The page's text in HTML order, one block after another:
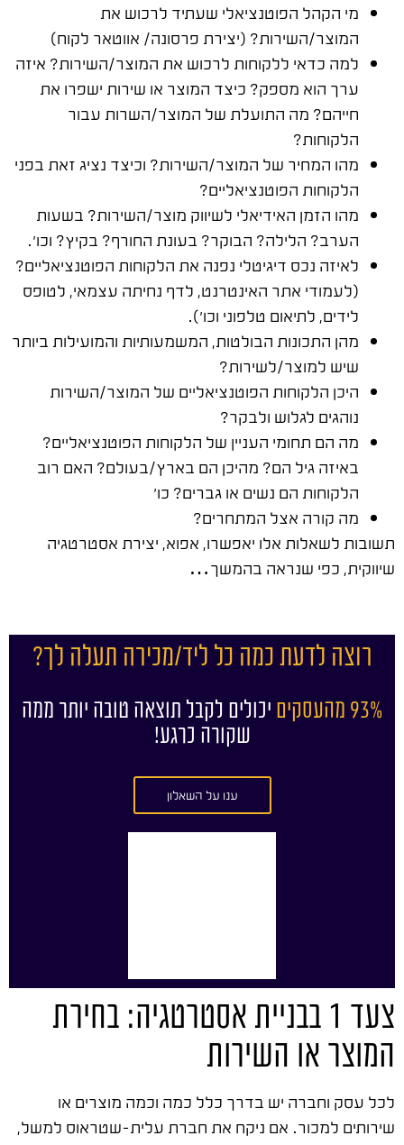
מי הקהל הפוטנציאלי שעתיד לרכוש את
המוצר/השירות? (יצירת פרסונה/ אווטאר לקוח)
למה כדאי ללקוחות לרכוש את המוצר/השירות? איזה
ערך הוא מספק? כיצד המוצר או שירות ישפרו את
חייהם? מה התועלת של המוצר/השרות עבור
הלקוחות?
מהו המחיר של המוצר/השירות? וכיצד נציג זאת בפני
הלקוחות הפוטנציאליים?
מהו הזמן האידיאלי לשיווק מוצר/השירות? בשעות
הערב? הלילה? הבוקר? בעונת החורף? בקיץ? וכו'.
לאיזה נכס דיגיטלי נפנה את הלקוחות הפוטנציאליים?
(לעמודי אתר האינטרנט, לדף נחיתה עצמאי, לטופס
לידים, לתיאום טלפוני וכו').
מהן התכונות הבולטות, המשמעותיות והמועילות ביותר
שיש למוצר/לשירות?
היכן הלקוחות הפוטנציאליים של המוצר/השירות
נוהגים לגלוש ולבקר?
מה הם תחומי העניין של הלקוחות הפוטנציאליים?
באיזה גיל הם? מהיכן הם בארץ/בעולם? האם רוב
הלקוחות הם נשים או גברים? כו'
מה קורה אצל המתחרים?
תשובות לשאלות אלו יאפשרו, אפוא, יצירת אסטרטגיה
שיווקית, כפי שנראה בהמשך…
רוצה לדעת כמה כל ליד/מכירה תעלה לך?
93% מהעסקים
יכולים לקבל תוצאה טובה יותר ממה
שקורה כרגע!
ענו על השאלון
צעד 1 בבניית אסטרטגיה: בחירת
המוצר או השירות
לכל עסק וחברה יש בדרך כלל כמה וכמה מוצרים או
שירותים למכור. אם ניקח את חברת עלית-שטראוס למשל,